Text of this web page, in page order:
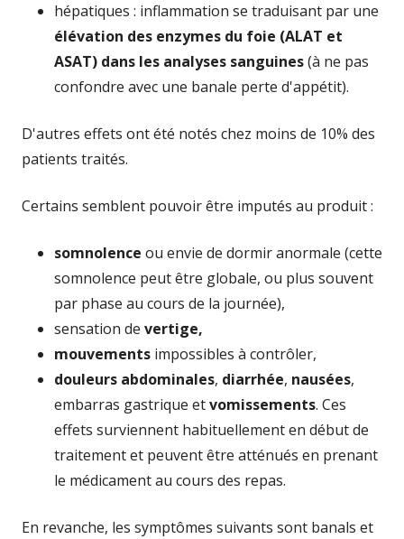
hépatiques : inflammation se traduisant par une
élévation des enzymes du foie (ALAT et
ASAT) dans les analyses sanguines(à ne pas
confondre avec une banale perte d'appétit).
D'autres effets ont été notés chez moins de 10% des
patients traités.
Certains semblent pouvoir être imputés au produit :
somnolence ou envie de dormir anormale (cette
somnolence peut être globale, ou plus souvent
par phase au cours de la journée),
sensation de vertige,
mouvements impossibles à contrôler,
douleurs abdominales, diarrhée, nausées,
embarras gastrique etvomissements. Ces
effets surviennent habituellement en début de
traitement et peuvent être atténués en prenant
le médicament au cours des repas.
En revanche, les symptômes suivants sont banals et